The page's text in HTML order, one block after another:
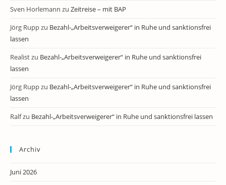
Sven Horlemann zu Zeitreise – mit BAP
Jörg Ruppzu Bezahl-„Arbeitsverweigerer“ in Ruhe und sanktionsfrei
lassen
Realistzu Bezahl-„Arbeitsverweigerer“ in Ruhe und sanktionsfrei
lassen
Jörg Ruppzu Bezahl-„Arbeitsverweigerer“ in Ruhe und sanktionsfrei
lassen
Ralfzu Bezahl-„Arbeitsverweigerer“ in Ruhe und sanktionsfrei lassen
Archiv
Juni 2026